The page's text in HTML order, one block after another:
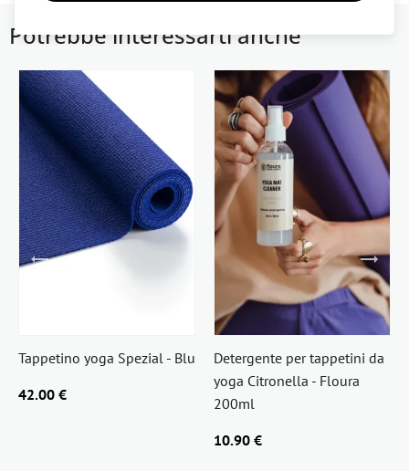
Potrebbe interessarti anche
Tappetino yoga Spezial - Blu
42.00 €
Detergente per tappetini da
yoga Citronella - Floura
200ml
10.90 €